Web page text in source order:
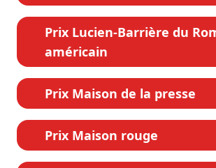
Prix Lucien-Barrière du
américain
Prix Maison de la presse
Prix Maison rouge